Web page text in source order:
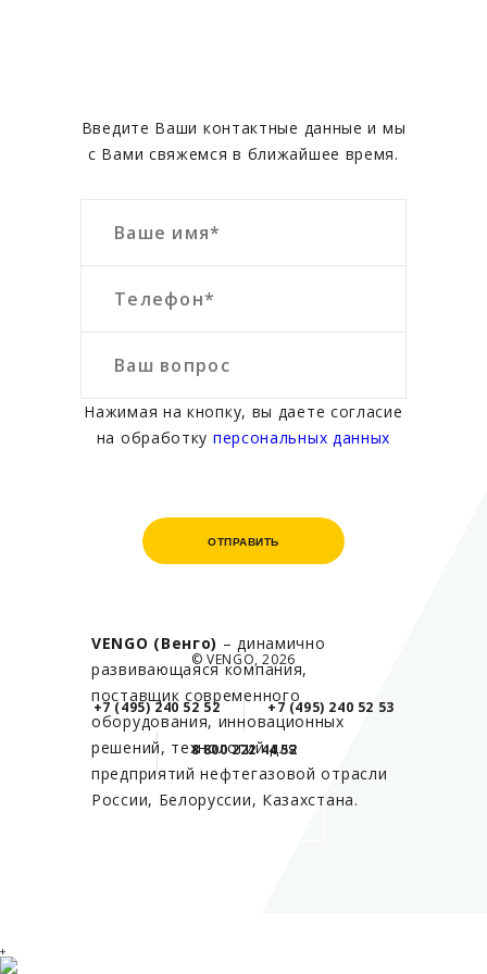
Введите Ваши контактные данные и мы
с Вами свяжемся в ближайшее время.
Нажимая на кнопку, вы даете согласие
на обработку персональных данных
ОТПРАВИТЬ
ОТПРАВИТЬ
© VENGO, 2026
+7 (495) 240 52 52 +7 (495) 240 52 53
8 800 222 44 52
VENGO (Венго) – динамично
развивающаяся компания,
поставщик современного
оборудования, инновационных
решений, технологий для
предприятий нефтегазовой отрасли
России, Белоруссии, Казахстана.
+